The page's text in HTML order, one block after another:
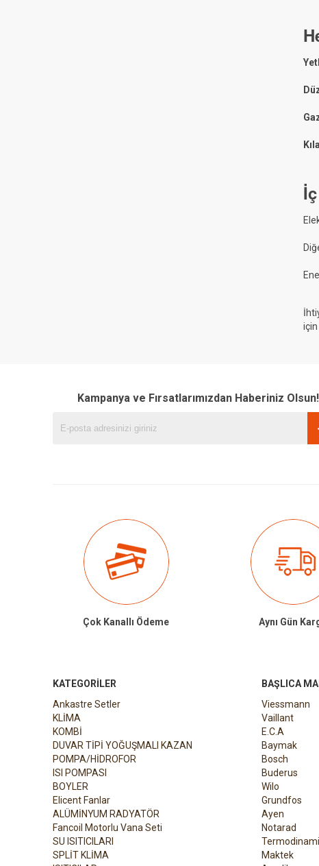
Kampanya ve Fırsatlarımızdan Haberiniz Olsun!
Çok Kanallı Ödeme Aynı Gün
KATEGORILER
Ankastre Setler
KLİMA
KOMBİ
DUVAR TİPİ YOĞUŞMALI KAZAN
POMPA/HİDROFOR
ISI POMPASI
BOYLER
Elicent Fanlar
ALÜMİNYUM RADYATÖR
Fancoil Motorlu Vana Seti
SU ISITICILARI
SPLİT KLİMA
BAŞLICA
Viessmann
Vaillant
E.C.A
Baymak
Bosch
Buderus
Wilo
Grundfos
Ayen
Notarad
Maktek